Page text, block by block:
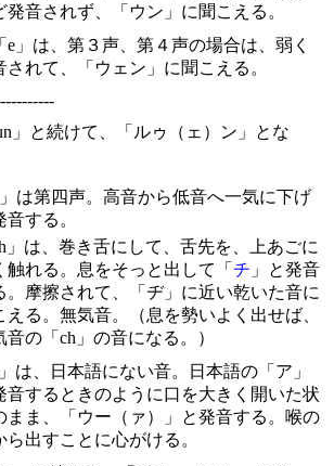
発音されず、「ウン」に聞こえる。
e」は、第３声、第４声の場合は、弱く
されて、「ウェン」に聞こえる。
」と続けて、「ルゥ（ェ）ン」とな
」は第四声。高音から低音へ一気に下げ
音する。
」は、巻き舌にして、舌先を、上あごに
触れる。息をそっと出して「 チ 」と発音
。摩擦されて、「ヂ」に近い乾いた音に
える。無気音。（息を勢いよく出せば、
音の「ch」の音になる。）
」は、日本語にない音。日本語の「ア」
音するときのように口を大きく開いた状
まま、「ウー（ァ）」と発音する。喉の
ら出すことに心がける。